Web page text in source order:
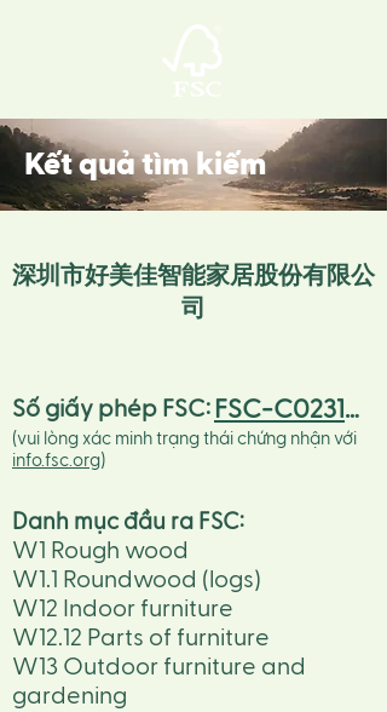
Kết quả tìm kiếm
深圳市好美佳智能家居股份有限公
司
FSC-C023134
Số giấy phép FSC:
(vui lòng xác minh trạng thái chứng nhận với
info.fsc.org)
Danh mục đầu ra FSC:
W1 Rough wood
W1.1 Roundwood (logs)
W12 Indoor furniture
W12.12 Parts of furniture
W13 Outdoor furniture and
gardening